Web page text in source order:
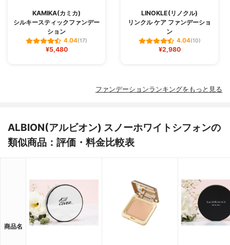
KAMIKA(カミカ)
シルキースティックファンデー
ション
4.04(17)
¥5,480
LINOKLE(リノクル)
リンクル ケア ファンデーショ
ン
4.04(10)
¥2,980
ファンデーションランキングをもっと見る
ALBION(アルビオン) スノーホワイトシフォンの
類似商品：評価・料金比較表
商品名